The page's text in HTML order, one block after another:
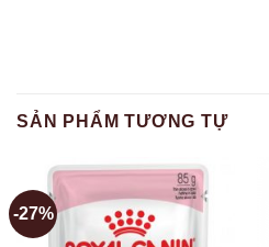
SẢN PHẨM TƯƠNG TỰ
-27%